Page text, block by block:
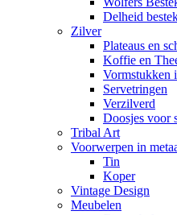
Delheid
Zilver
Plateaus en
Koffie en
Vormstukken
Servetringen
Verzilverd
Doosjes voor
Tribal Art
Voorwerpen in
Tin
Koper
Vintage Design
Meubelen